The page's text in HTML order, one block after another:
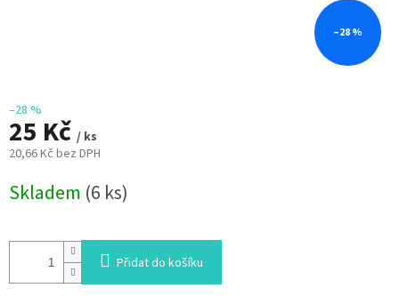
–28 %
–28 %
25 Kč / ks
20,66 Kč bez DPH
cena:
Skladem (6 ks)
Přidat do košíku